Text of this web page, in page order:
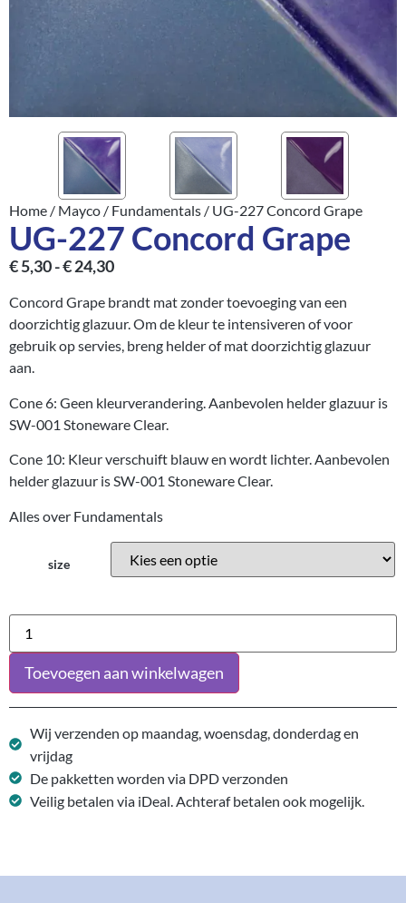
Home / Mayco / Fundamentals / UG-227 Concord Grape
UG-227 Concord Grape
€5,30-€24,30
Concord Grape brandt mat zonder toevoeging van een
doorzichtig glazuur. Om de kleur te intensiveren of voor
gebruik op servies, breng helder of mat doorzichtig glazuur
aan.
Cone 6: Geen kleurverandering. Aanbevolen helder glazuur is
SW-001 Stoneware Clear.
Cone 10: Kleur verschuift blauw en wordt lichter. Aanbevolen
helder glazuur is SW-001 Stoneware Clear.
Alles over Fundamentals
size
Toevoegen aan winkelwagen
Wij verzenden op maandag, woensdag, donderdag en
vrijdag
De pakketten worden via DPD verzonden
Veilig betalen via iDeal. Achteraf betalen ook mogelijk.